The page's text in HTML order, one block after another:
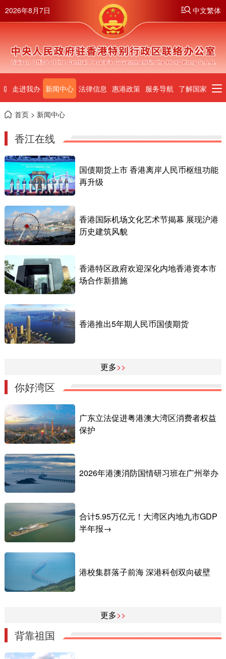
2026年8月7日 中文繁体
走进我办 新闻中心 法律信息 惠港政策 服务导航 了解国家
首页> 新闻中心
香江在线
国债期货上市 香港离岸人民币枢纽功能
再升级
香港国际机场文化艺术节揭幕 展现沪港
历史建筑风貌
香港特区政府欢迎深化内地香港资本市
场合作新措施
香港推出5年期人民币国债期货
更多>>
你好湾区
广东立法促进粤港澳大湾区消费者权益
保护
2026年港澳消防国情研习班在广州举办
合计5.95万亿元！大湾区内地九市GDP
半年报→
港校集群落子前海 深港科创双向破壁
更多>>
背靠祖国